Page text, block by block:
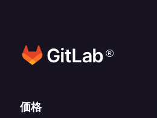
®
フッターリンク
価格